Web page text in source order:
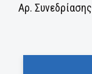
Αρ. Συνεδρίασης